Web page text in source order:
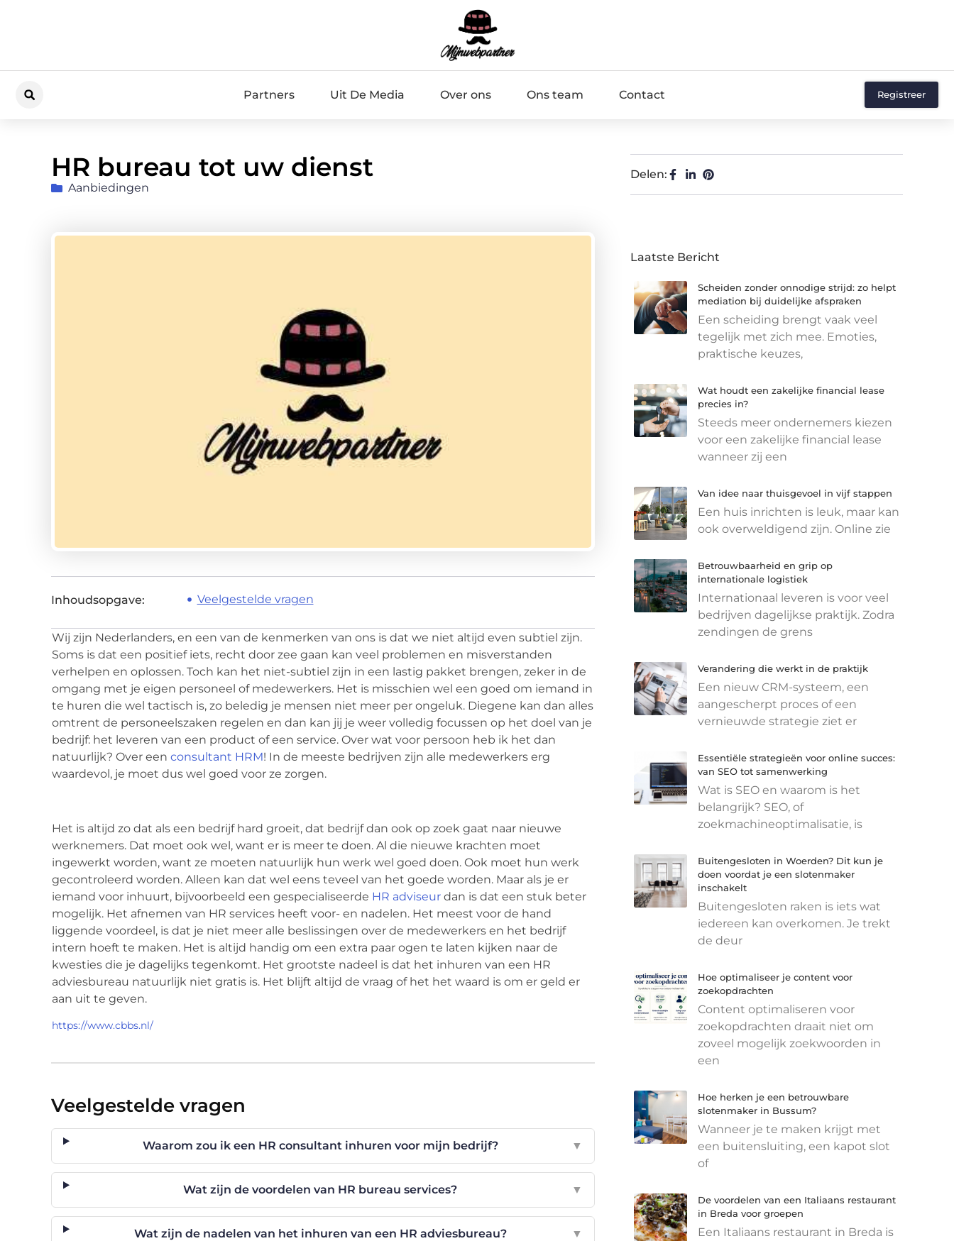
Partners Uit De Media Over ons Ons team Contact Registreer
HR bureau tot uw dienst
Aanbiedingen
Inhoudsopgave: Veelgestelde vragen
Wij zijn Nederlanders, en een van de kenmerken van ons is dat we niet altijd even subtiel zijn.
Soms is dat een positief iets, recht door zee gaan kan veel problemen en misverstanden
verhelpen en oplossen. Toch kan het niet-subtiel zijn in een lastig pakket brengen, zeker in de
omgang met je eigen personeel of medewerkers. Het is misschien wel een goed om iemand in
te huren die wel tactisch is, zo beledig je mensen niet meer per ongeluk. Diegene kan dan alles
omtrent de personeelszaken regelen en dan kan jij je weer volledig focussen op het doel van je
bedrijf: het leveren van een product of een service. Over wat voor persoon heb ik het dan
natuurlijk? Over een consultant HRM! In de meeste bedrijven zijn alle medewerkers erg
waardevol, je moet dus wel goed voor ze zorgen.
Het is altijd zo dat als een bedrijf hard groeit, dat bedrijf dan ook op zoek gaat naar nieuwe
werknemers. Dat moet ook wel, want er is meer te doen. Al die nieuwe krachten moet
ingewerkt worden, want ze moeten natuurlijk hun werk wel goed doen. Ook moet hun werk
gecontroleerd worden. Alleen kan dat wel eens teveel van het goede worden. Maar als je er
iemand voor inhuurt, bijvoorbeeld een gespecialiseerde HR adviseur dan is dat een stuk beter
mogelijk. Het afnemen van HR services heeft voor- en nadelen. Het meest voor de hand
liggende voordeel, is dat je niet meer alle beslissingen over de medewerkers en het bedrijf
intern hoeft te maken. Het is altijd handig om een extra paar ogen te laten kijken naar de
kwesties die je dagelijks tegenkomt. Het grootste nadeel is dat het inhuren van een HR
adviesbureau natuurlijk niet gratis is. Het blijft altijd de vraag of het het waard is om er geld er
aan uit te geven.
https://www.cbbs.nl/
Veelgestelde vragen
Waarom zou ik een HR consultant inhuren voor mijn bedrijf? ▼
Wat zijn de voordelen van HR bureau services? ▼
Wat zijn de nadelen van het inhuren van een HR adviesbureau? ▼
Delen:
Laatste Bericht
Scheiden zonder onnodige strijd: zo helpt
mediation bij duidelijke afspraken
Een scheiding brengt vaak veel
tegelijk met zich mee. Emoties,
praktische keuzes,
Wat houdt een zakelijke financial lease
precies in?
Steeds meer ondernemers kiezen
voor een zakelijke financial lease
wanneer zij een
Van idee naar thuisgevoel in vijf stappen
Een huis inrichten is leuk, maar kan
ook overweldigend zijn. Online zie
Betrouwbaarheid en grip op
internationale logistiek
Internationaal leveren is voor veel
bedrijven dagelijkse praktijk. Zodra
zendingen de grens
Verandering die werkt in de praktijk
Een nieuw CRM-systeem, een
aangescherpt proces of een
vernieuwde strategie ziet er
Essentiële strategieën voor online succes:
van SEO tot samenwerking
Wat is SEO en waarom is het
belangrijk? SEO, of
zoekmachineoptimalisatie, is
Buitengesloten in Woerden? Dit kun je
doen voordat je een slotenmaker
inschakelt
Buitengesloten raken is iets wat
iedereen kan overkomen. Je trekt
de deur
Hoe optimaliseer je content voor
zoekopdrachten
Content optimaliseren voor
zoekopdrachten draait niet om
zoveel mogelijk zoekwoorden in
een
Hoe herken je een betrouwbare
slotenmaker in Bussum?
Wanneer je te maken krijgt met
een buitensluiting, een kapot slot
of
De voordelen van een Italiaans restaurant
in Breda voor groepen
Een Italiaans restaurant in Breda is